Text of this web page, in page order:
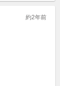
約2年前